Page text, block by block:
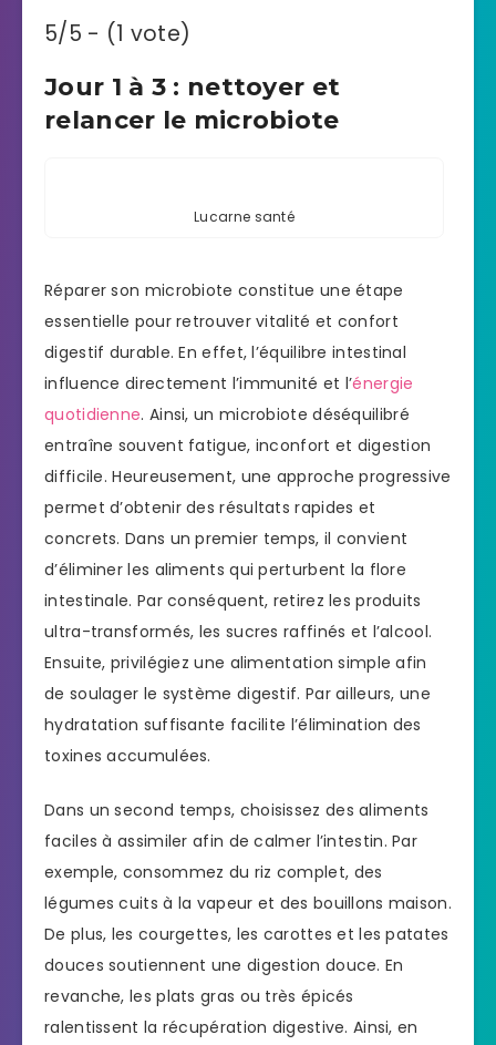
5/5 - (1 vote)
Jour 1 à 3 : nettoyer et
relancer le microbiote
Lucarne santé
Réparer son microbiote constitue une étape
essentielle pour retrouver vitalité et confort
digestif durable. En effet, l’équilibre intestinal
influence directement l’immunité et l’énergie
quotidienne. Ainsi, un microbiote déséquilibré
entraîne souvent fatigue, inconfort et digestion
difficile. Heureusement, une approche progressive
permet d’obtenir des résultats rapides et
concrets. Dans un premier temps, il convient
d’éliminer les aliments qui perturbent la flore
intestinale. Par conséquent, retirez les produits
ultra-transformés, les sucres raffinés et l’alcool.
Ensuite, privilégiez une alimentation simple afin
de soulager le système digestif. Par ailleurs, une
hydratation suffisante facilite l’élimination des
toxines accumulées.
Dans un second temps, choisissez des aliments
faciles à assimiler afin de calmer l’intestin. Par
exemple, consommez du riz complet, des
légumes cuits à la vapeur et des bouillons maison.
De plus, les courgettes, les carottes et les patates
douces soutiennent une digestion douce. En
revanche, les plats gras ou très épicés
ralentissent la récupération digestive. Ainsi, en